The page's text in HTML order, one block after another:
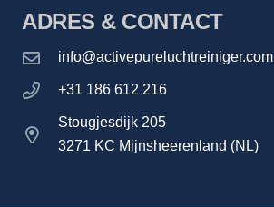
ADRES & CONTACT
info@activepureluchtreiniger.com
+31 186 612 216
Stougjesdijk 205
3271 KC Mijnsheerenland (NL)